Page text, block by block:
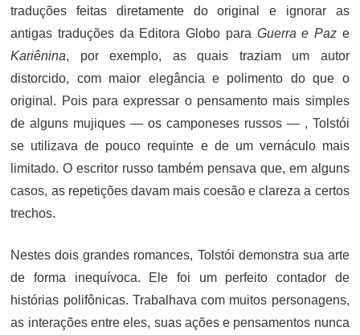
traduções feitas diretamente do original e ignorar as
antigas traduções da Editora Globo para Guerra e Paze
Kariênina, por exemplo, as quais traziam um autor
distorcido, com maior elegância e polimento do que o
original. Pois para expressar o pensamento mais simples
de alguns mujiques — os camponeses russos — , Tolstói
se utilizava de pouco requinte e de um vernáculo mais
limitado. O escritor russo também pensava que, em alguns
casos, as repetições davam mais coesão e clareza a certos
trechos.
Nestes dois grandes romances, Tolstói demonstra sua arte
de forma inequívoca. Ele foi um perfeito contador de
histórias polifônicas. Trabalhava com muitos personagens,
as interações entre eles, suas ações e pensamentos nunca